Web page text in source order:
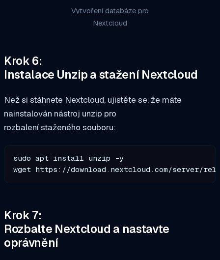
Vytvoření databáze pro
Nextcloud
Krok 6:
Instalace Unzip a stažení Nextcloud
Než si stáhnete Nextcloud, ujistěte se, že máte
nainstalován nástroj unzip pro
rozbalení staženého souboru:
sudo apt install unzip -y
wget https://download.nextcloud.com/server/
Krok 7:
Rozbalte Nextcloud a nastavte
oprávnění